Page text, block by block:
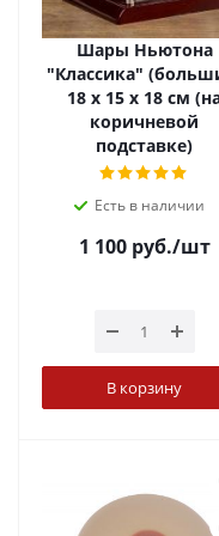
Шары Ньютона
"Классика"
18 х 15 х 18 см
коричневой
подставке)
Есть в наличии
1 100руб./шт
В корзину